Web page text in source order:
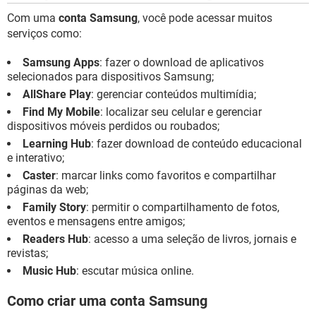
Com uma conta Samsung, você pode acessar muitos
serviços como:
Samsung Apps: fazer o download de aplicativos
selecionados para dispositivos Samsung;
AllShare Play: gerenciar conteúdos multimídia;
Find My Mobile: localizar seu celular e gerenciar
dispositivos móveis perdidos ou roubados;
Learning Hub: fazer download de conteúdo educacional
e interativo;
Caster: marcar links como favoritos e compartilhar
páginas da web;
Family Story: permitir o compartilhamento de fotos,
eventos e mensagens entre amigos;
Readers Hub: acesso a uma seleção de livros, jornais e
revistas;
Music Hub: escutar música online.
Como criar uma conta Samsung